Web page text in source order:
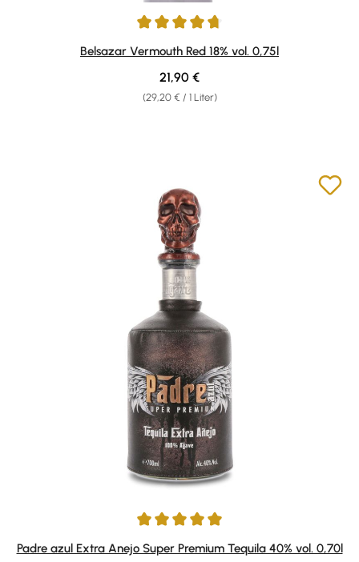
Durchschnittliche Bewertung von 4.75 von 5 Sternen
Belsazar Vermouth Red 18% vol. 0,75l
(29,20 € / 1 Liter)
Regulärer Preis:
21,90 €
Durchschnittliche Bewertung von 5 von 5 Sternen
Padre azul Extra Anejo Super Premium Tequila 40% vol. 0,70l